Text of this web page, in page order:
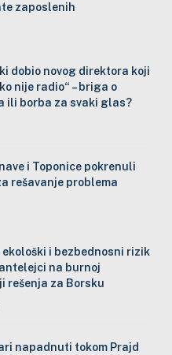
zaposlenih
dobio novog direktora koji
nije radio“ – briga o
ili borba za svaki glas?
i Toponice pokrenuli
rešavanje problema
i bezbednosni rizik
na burnoj
rešenja za Borsku
napadnuti tokom Prajd